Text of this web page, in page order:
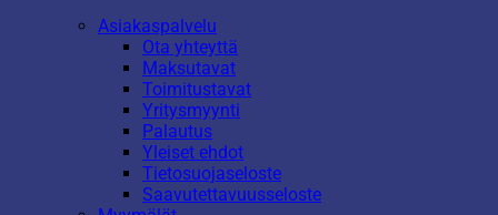
Asiakaspalvelu
Ota yhteyttä
Maksutavat
Toimitustavat
Yritysmyynti
Palautus
Yleiset ehdot
Tietosuojaseloste
Saavutettavuusseloste